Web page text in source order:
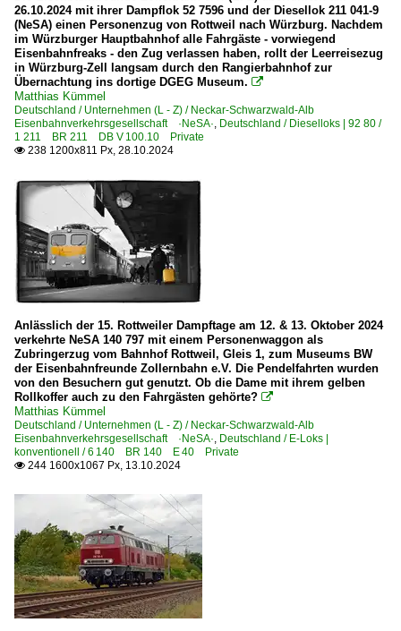
26.10.2024 mit ihrer Dampflok 52 7596 und der Diesellok 211 041-9
(NeSA) einen Personenzug von Rottweil nach Würzburg. Nachdem
im Würzburger Hauptbahnhof alle Fahrgäste - vorwiegend
Eisenbahnfreaks - den Zug verlassen haben, rollt der Leerreisezug
in Würzburg-Zell langsam durch den Rangierbahnhof zur
Übernachtung ins dortige DGEG Museum. 
Matthias Kümmel
Deutschland / Unternehmen (L - Z) / Neckar-Schwarzwald-Alb
Eisenbahnverkehrsgesellschaft ·NeSA· Deutschland / Dieselloks | 92 80 /
1 211 BR 211 DB V 100.10 Private
 238 1200x811 Px, 28.10.2024
Anlässlich der 15. Rottweiler Dampftage am 12. & 13. Oktober 2024
verkehrte NeSA 140 797 mit einem Personenwaggon als
Zubringerzug vom Bahnhof Rottweil, Gleis 1, zum Museums BW
der Eisenbahnfreunde Zollernbahn e.V. Die Pendelfahrten wurden
von den Besuchern gut genutzt. Ob die Dame mit ihrem gelben
Rollkoffer auch zu den Fahrgästen gehörte? 
Matthias Kümmel
Deutschland / Unternehmen (L - Z) / Neckar-Schwarzwald-Alb
Eisenbahnverkehrsgesellschaft ·NeSA· Deutschland / E-Loks |
konventionell / 6 140 BR 140 E 40 Private
 244 1600x1067 Px, 13.10.2024